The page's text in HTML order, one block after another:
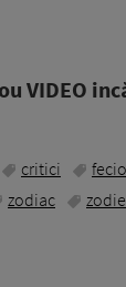
VIDEO
critici
zodiac zodie